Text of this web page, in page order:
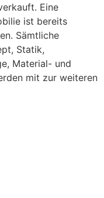
Eine
ist bereits
Sämtliche
Statik,
Material- und
mit zur weiteren